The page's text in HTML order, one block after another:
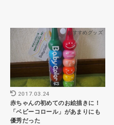
おすすめグッズ
2017.03.24
赤ちゃんの初めてのお絵描きに！
「ベビーコロール」があまりにも
優秀だった